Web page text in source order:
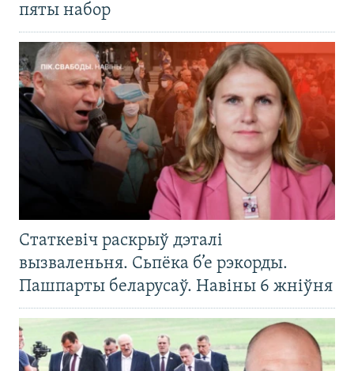
пяты набор
Статкевіч раскрыў дэталі
вызваленьня. Сьпёка б’е рэкорды.
Пашпарты беларусаў. Навіны 6 жніўня